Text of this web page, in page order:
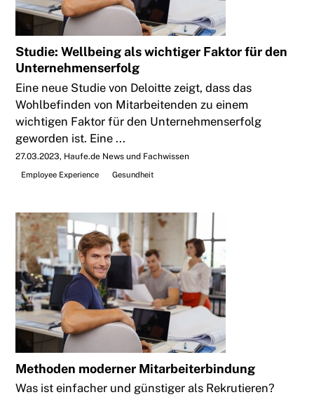
Studie: Wellbeing als wichtiger Faktor für den
Unternehmenserfolg
Eine neue Studie von Deloitte zeigt, dass das
Wohlbefinden von Mitarbeitenden zu einem
wichtigen Faktor für den Unternehmenserfolg
geworden ist. Eine ...
27.03.2023 Haufe.de News und Fachwissen
Employee Experience
Gesundheit
Methoden moderner Mitarbeiterbindung
Was ist einfacher und günstiger als Rekrutieren?